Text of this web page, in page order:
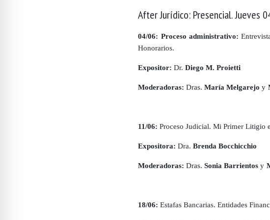
After Jurídico: Presencial. Jueves
04/06: Proceso administrativo:
Honorarios.
Expositor:Dr. Diego M. Proietti
Moderadoras:Dras. María Melgarejo y
11/06:Proceso Judicial. Mi Primer Litigio
Expositora: Dra. Brenda Bocchicchio
Moderadoras:Dras. Sonia Barrientos y
18/06:Estafas Bancarias. Entidades